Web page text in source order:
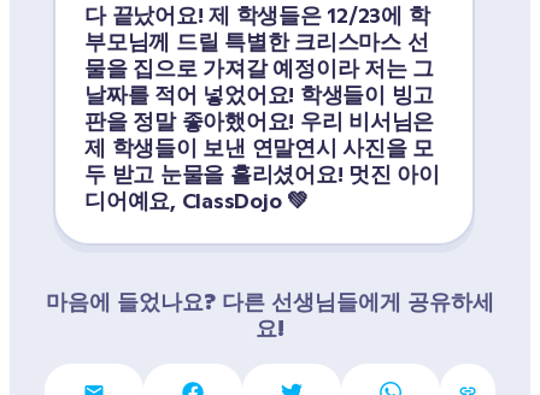
다 끝났어요! 제 학생들은 12/23에 학
부모님께 드릴 특별한 크리스마스 선
물을 집으로 가져갈 예정이라 저는 그
날짜를 적어 넣었어요! 학생들이 빙고
판을 정말 좋아했어요! 우리 비서님은
제 학생들이 보낸 연말연시 사진을 모
두 받고 눈물을 흘리셨어요! 멋진 아이
디어예요, ClassDojo 💚
마음에 들었나요? 다른 선생님들에게 공유하세
요!